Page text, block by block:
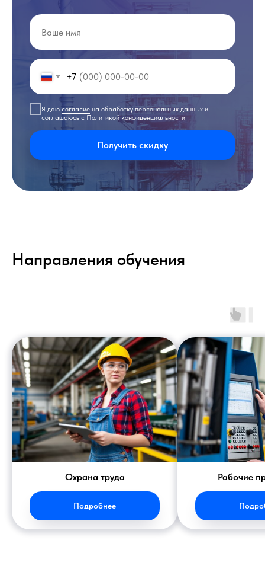
+7
Я даю согласие на обработку персональных данных и
соглашаюсь с Политикой конфиденциальности
Получить скидку
Направления обучения
Охрана труда
Подробнее
Рабочие